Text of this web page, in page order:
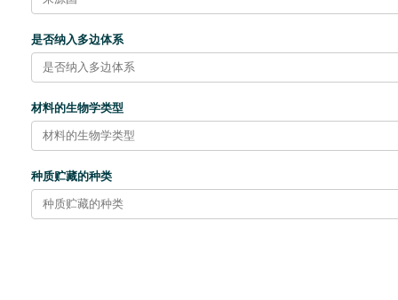
是否纳入多边体系
材料的生物学类型
种质贮藏的种类